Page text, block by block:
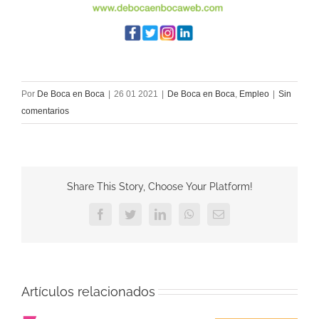
Por De Boca en Boca | 26 01 2021 | De Boca en Boca Empleo | Sin
comentarios
Share This Story, Choose Your Platform!
FacebookTwitterLinkedInWhatsAppCorreo
Artículos relacionados